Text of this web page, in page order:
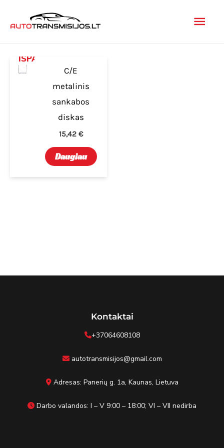
prie
IŠPARDUOTA
C/E
metalinis
sankabos
diskas
15,42 €
Daugiau
Kontaktai
+37064608108
autotransmisijos@gmail.com
Adresas: Panerių g. 1a, Kaunas, Lietuva
Darbo valandos: I – V 9:00 – 18:00; VI – VII nedirba